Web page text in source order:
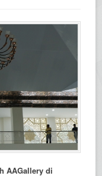
AAGallery di